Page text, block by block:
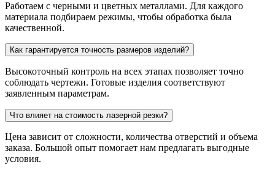
Работаем с черными и цветных металлами. Для каждого
материала подбираем режимы, чтобы обработка была
качественной.
Как гарантируется точность размеров изделий?
Высокоточный контроль на всех этапах позволяет точно
соблюдать чертежи. Готовые изделия соответствуют
заявленным параметрам.
Что влияет на стоимость лазерной резки?
Цена зависит от сложности, количества отверстий и объема
заказа. Большой опыт помогает нам предлагать выгодные
условия.